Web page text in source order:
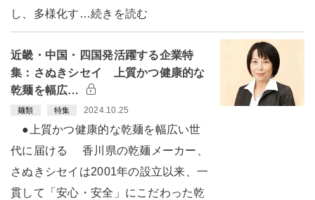
し、多様化す…続きを読む
近畿・中国・四国発活躍する企業特
集：さぬきシセイ 上質かつ健康的な
乾麺を幅広…
麺類 特集 2024.10.25
●上質かつ健康的な乾麺を幅広い世
代に届ける 香川県の乾麺メーカー、
さぬきシセイは2001年の設立以来、一
貫して「安心・安全」にこだわった乾